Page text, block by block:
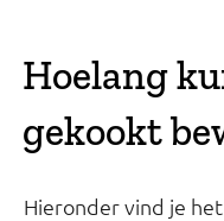
Hoelang
gekookt
Hieronder vind je